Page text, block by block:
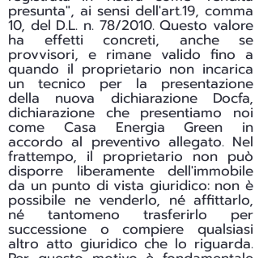
presunta", ai sensi dell'art.19, comma
10, del D.L. n. 78/2010. Questo valore
ha effetti concreti, anche se
provvisori, e rimane valido fino a
quando il proprietario non incarica
un tecnico per la presentazione
della nuova dichiarazione Docfa,
dichiarazione che presentiamo noi
come Casa Energia Green in
accordo al preventivo allegato. Nel
frattempo, il proprietario non può
disporre liberamente dell'immobile
da un punto di vista giuridico: non è
possibile ne venderlo, né affittarlo,
né tantomeno trasferirlo per
successione o compiere qualsiasi
altro atto giuridico che lo riguarda.